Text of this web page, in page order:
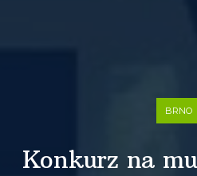
BRNO
Konkurz na